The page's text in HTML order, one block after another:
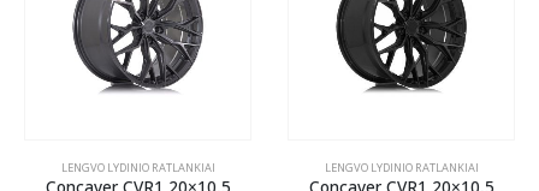
LENGVO LYDINIO RATLANKIAI LENGVO LYDINIO RATLANKIAI